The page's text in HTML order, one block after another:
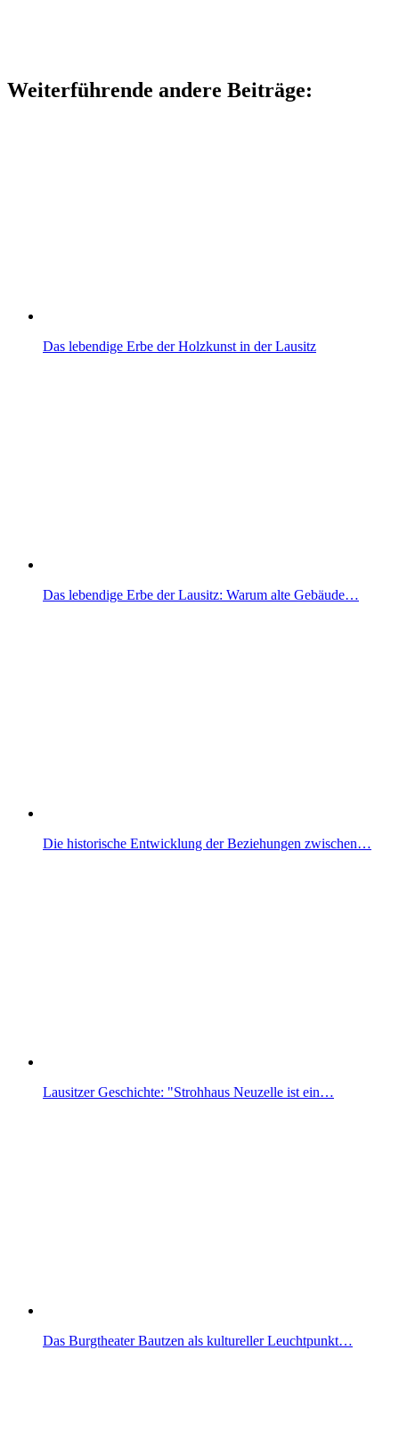
Weiterführende andere Beiträge:
Das lebendige Erbe der Holzkunst in der Lausitz
Das lebendige Erbe der Lausitz: Warum alte Gebäude…
Die historische Entwicklung der Beziehungen zwischen…
Lausitzer Geschichte: "Strohhaus Neuzelle ist ein…
Das Burgtheater Bautzen als kultureller Leuchtpunkt…